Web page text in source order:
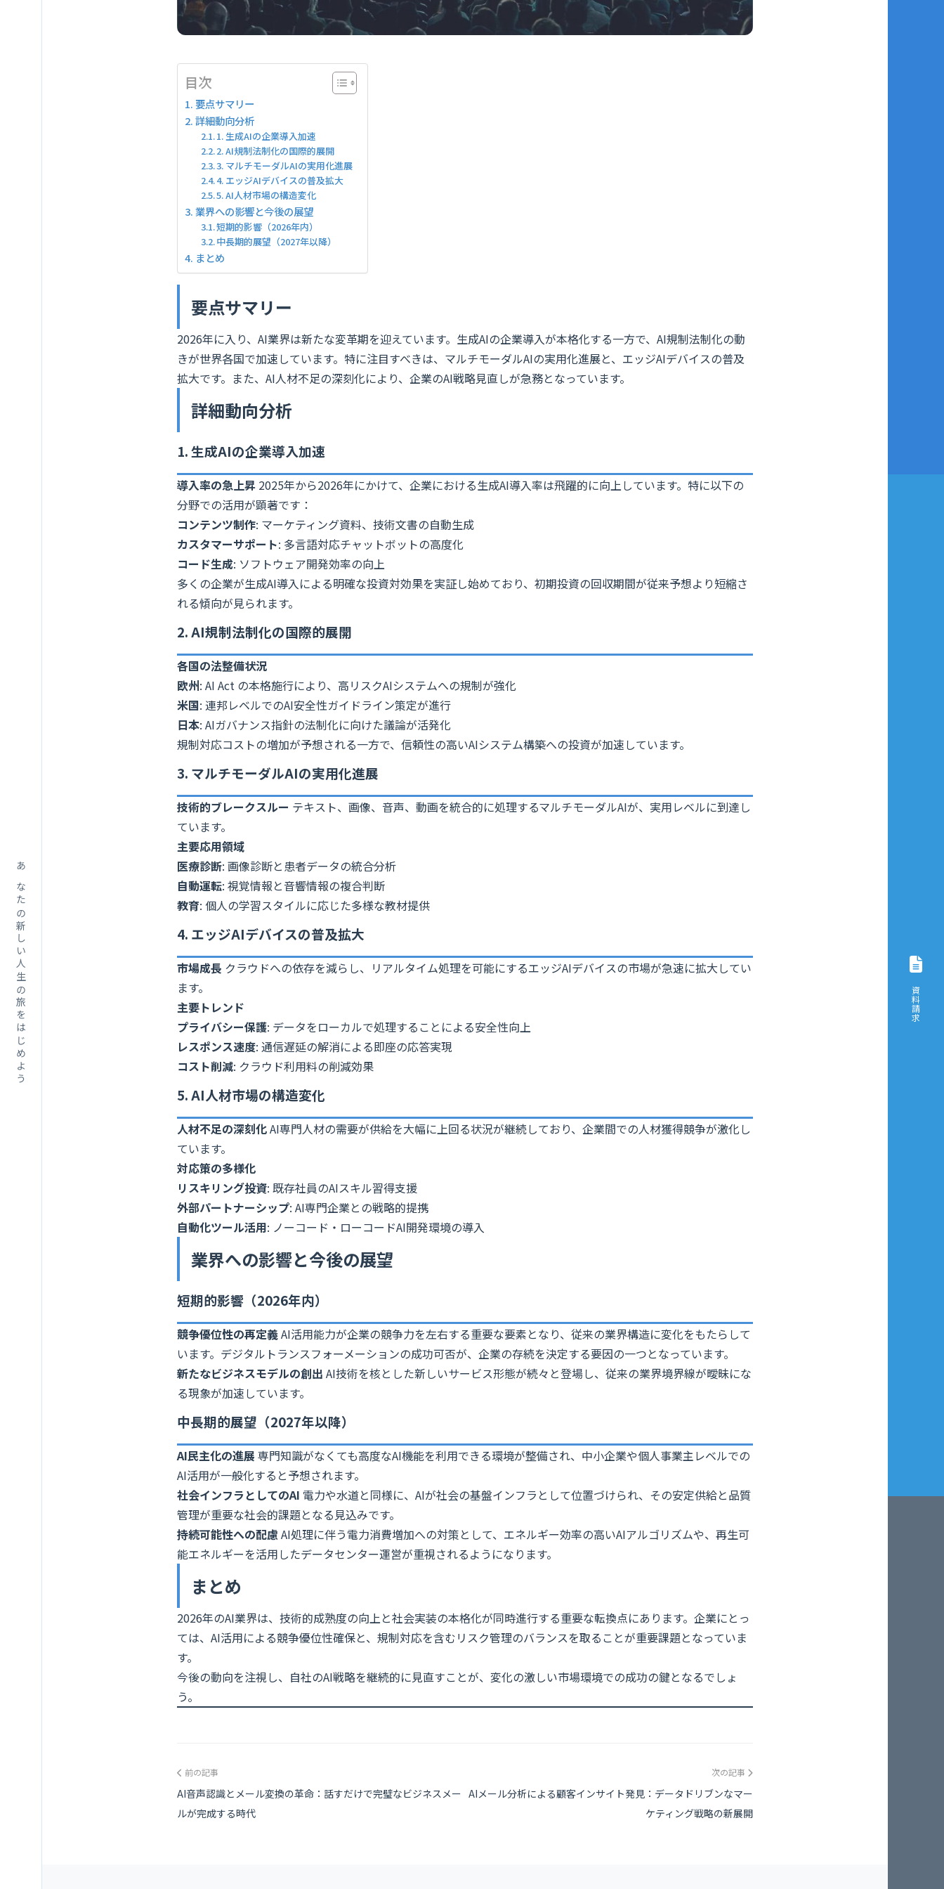
あなたの新しい人生の旅をはじめよう 資料請求
目次
要点サマリー
詳細動向分析
1. 生成AIの企業導入加速
2. AI規制法制化の国際的展開
3. マルチモーダルAIの実用化進展
4. エッジAIデバイスの普及拡大
5. AI人材市場の構造変化
業界への影響と今後の展望
短期的影響（2026年内）
中長期的展望（2027年以降）
まとめ
要点サマリー
2026年に入り、AI業界は新たな変革期を迎えています。生成AIの企業導入が本格化する一方で、AI規制法制化の動
きが世界各国で加速しています。特に注目すべきは、マルチモーダルAIの実用化進展と、エッジAIデバイスの普及
拡大です。また、AI人材不足の深刻化により、企業のAI戦略見直しが急務となっています。
詳細動向分析
1. 生成AIの企業導入加速
導入率の急上昇 2025年から2026年にかけて、企業における生成AI導入率は飛躍的に向上しています。特に以下の
分野での活用が顕著です：
コンテンツ制作: マーケティング資料、技術文書の自動生成
カスタマーサポート: 多言語対応チャットボットの高度化
コード生成: ソフトウェア開発効率の向上
多くの企業が生成AI導入による明確な投資対効果を実証し始めており、初期投資の回収期間が従来予想より短縮さ
れる傾向が見られます。
2. AI規制法制化の国際的展開
各国の法整備状況
欧州: AI Act の本格施行により、高リスクAIシステムへの規制が強化
米国: 連邦レベルでのAI安全性ガイドライン策定が進行
日本: AIガバナンス指針の法制化に向けた議論が活発化
規制対応コストの増加が予想される一方で、信頼性の高いAIシステム構築への投資が加速しています。
3. マルチモーダルAIの実用化進展
技術的ブレークスルー テキスト、画像、音声、動画を統合的に処理するマルチモーダルAIが、実用レベルに到達し
ています。
主要応用領域
医療診断: 画像診断と患者データの統合分析
自動運転: 視覚情報と音響情報の複合判断
教育: 個人の学習スタイルに応じた多様な教材提供
4. エッジAIデバイスの普及拡大
市場成長 クラウドへの依存を減らし、リアルタイム処理を可能にするエッジAIデバイスの市場が急速に拡大してい
ます。
主要トレンド
プライバシー保護: データをローカルで処理することによる安全性向上
レスポンス速度: 通信遅延の解消による即座の応答実現
コスト削減: クラウド利用料の削減効果
5. AI人材市場の構造変化
人材不足の深刻化AI専門人材の需要が供給を大幅に上回る状況が継続しており、企業間での人材獲得競争が激化し
ています。
対応策の多様化
リスキリング投資: 既存社員のAIスキル習得支援
外部パートナーシップ: AI専門企業との戦略的提携
自動化ツール活用: ノーコード・ローコードAI開発環境の導入
業界への影響と今後の展望
短期的影響（2026年内）
競争優位性の再定義AI活用能力が企業の競争力を左右する重要な要素となり、従来の業界構造に変化をもたらして
います。デジタルトランスフォーメーションの成功可否が、企業の存続を決定する要因の一つとなっています。
新たなビジネスモデルの創出 AI技術を核とした新しいサービス形態が続々と登場し、従来の業界境界線が曖昧にな
る現象が加速しています。
中長期的展望（2027年以降）
AI民主化の進展 専門知識がなくても高度なAI機能を利用できる環境が整備され、中小企業や個人事業主レベルでの
AI活用が一般化すると予想されます。
社会インフラとしてのAI 電力や水道と同様に、AIが社会の基盤インフラとして位置づけられ、その安定供給と品質
管理が重要な社会的課題となる見込みです。
持続可能性への配慮 AI処理に伴う電力消費増加への対策として、エネルギー効率の高いAIアルゴリズムや、再生可
能エネルギーを活用したデータセンター運営が重視されるようになります。
まとめ
2026年のAI業界は、技術的成熟度の向上と社会実装の本格化が同時進行する重要な転換点にあります。企業にとっ
ては、AI活用による競争優位性確保と、規制対応を含むリスク管理のバランスを取ることが重要課題となっていま
す。
今後の動向を注視し、自社のAI戦略を継続的に見直すことが、変化の激しい市場環境での成功の鍵となるでしょ
う。
前の記事
AI音声認識とメール変換の革命：話すだけで完璧なビジネスメー
ルが完成する時代
次の記事
AIメール分析による顧客インサイト発見：データドリブンなマー
ケティング戦略の新展開